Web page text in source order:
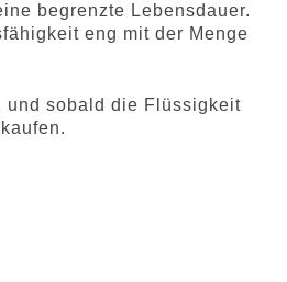
begrenzte Lebensdauer.
eng mit der Menge
und sobald die Flüssigkeit